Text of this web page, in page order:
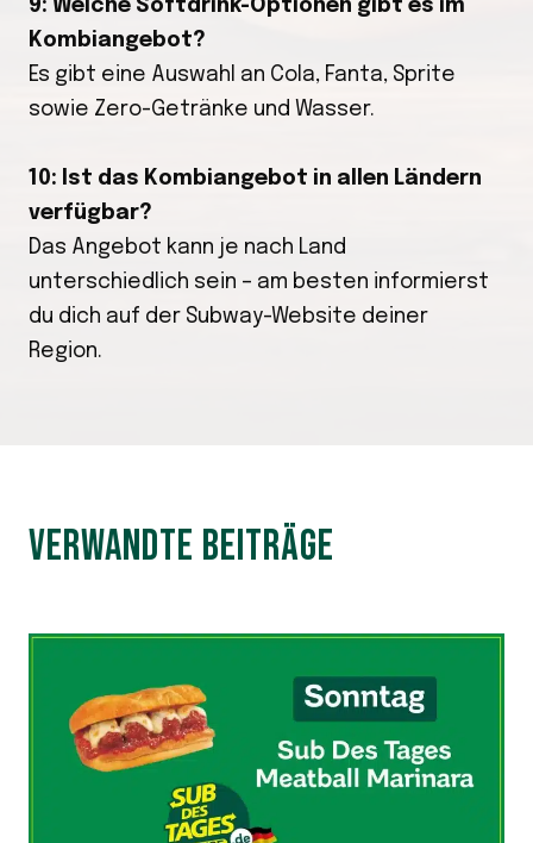
9: Welche Softdrink-Optionen gibt es im
Kombiangebot?
Es gibt eine Auswahl an Cola, Fanta, Sprite
sowie Zero-Getränke und Wasser.
10: Ist das Kombiangebot in allen Ländern
verfügbar?
Das Angebot kann je nach Land
unterschiedlich sein – am besten informierst
du dich auf der Subway-Website deiner
Region.
VERWANDTE BEITRÄGE